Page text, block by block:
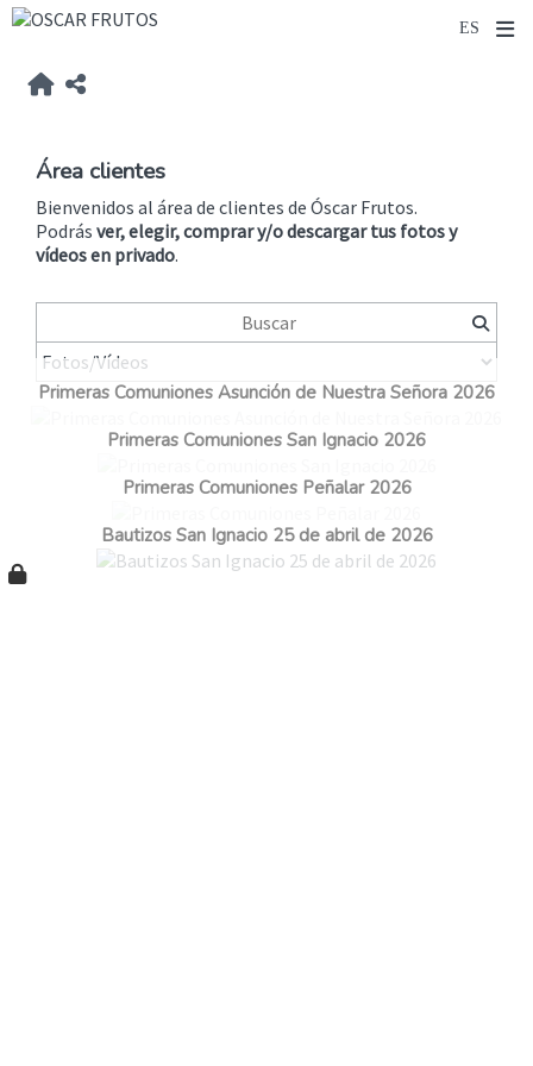
Área clientes
Bienvenidos al área de clientes de Óscar Frutos.
Podrás ver, elegir, comprar y/o descargar tus fotos y
vídeosen privado.
Primeras Comuniones Asunción de Nuestra Señora 2026
Primeras Comuniones San Ignacio 2026
Primeras Comuniones Peñalar 2026
Bautizos San Ignacio 25 de abril de 2026